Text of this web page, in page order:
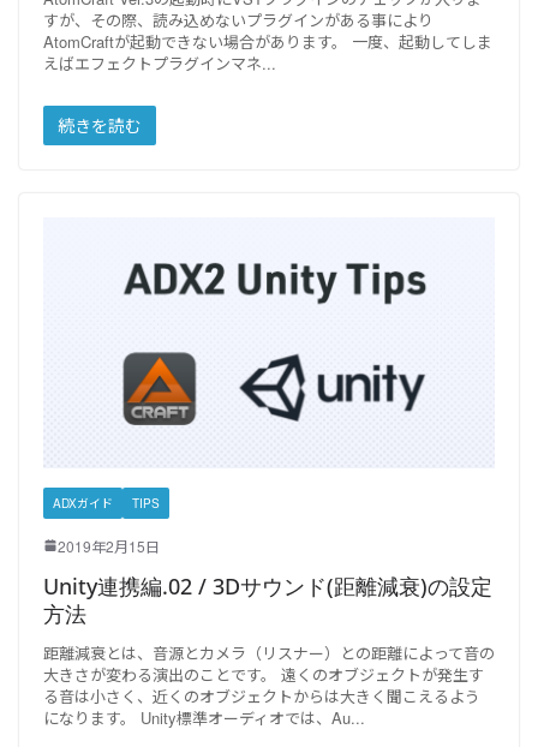
すが、その際、読み込めないプラグインがある事により
AtomCraftが起動できない場合があります。 一度、起動してしま
えばエフェクトプラグインマネ
続きを読む
ADXガイド TIPS
2019年2月15日
Unity連携編.02 / 3Dサウンド(距離減衰)の設定
方法
距離減衰とは、音源とカメラ（リスナー）との距離によって音の
大きさが変わる演出のことです。 遠くのオブジェクトが発生す
る音は小さく、近くのオブジェクトからは大きく聞こえるよう
になります。 Unity標準オーディオでは、Au